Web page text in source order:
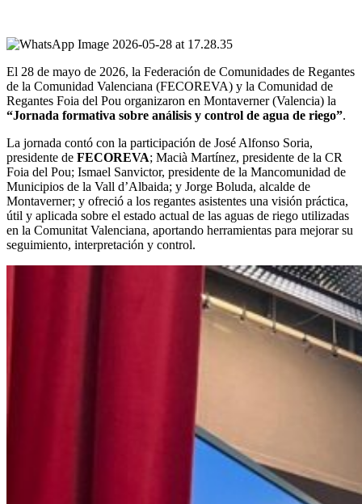
El 28 de mayo de 2026, la Federación de Comunidades de Regantes
de la Comunidad Valenciana (FECOREVA) y la Comunidad de
Regantes Foia del Pou organizaron en Montaverner (Valencia) la
“Jornada formativa sobre análisis y control de agua de riego”.
La jornada contó con la participación de José Alfonso Soria,
presidente de FECOREVA; Macià Martínez, presidente de la CR
Foia del Pou; Ismael Sanvictor, presidente de la Mancomunidad de
Municipios de la Vall d’Albaida; y Jorge Boluda, alcalde de
Montaverner; y ofreció a los regantes asistentes una visión práctica,
útil y aplicada sobre el estado actual de las aguas de riego utilizadas
en la Comunitat Valenciana, aportando herramientas para mejorar su
seguimiento, interpretación y control.